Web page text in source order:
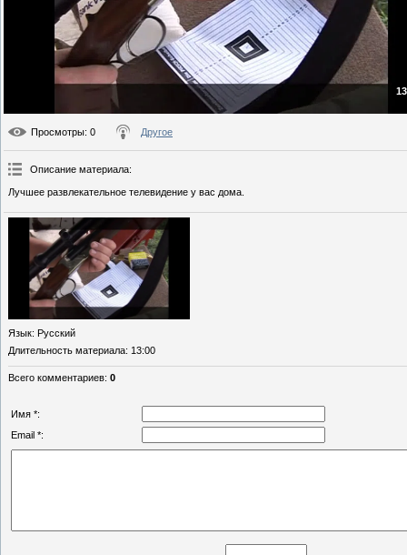
Просмотры: 0 Другое
Описание материала:
Лучшее развлекательное телевидение у вас дома.
Язык: Русский
Длительность материала: 13:00
Всего комментариев: 0
Имя *:
Email *: